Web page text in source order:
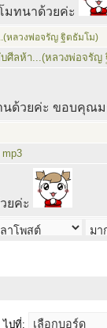
มทนาด้วยค่ะ
หลวงพ่อจรัญ ฐิตธัมโม)
ศีลห้า...(หลวงพ่อจรัญ
ด้วยค่ะ ขอบคุณม
ยค่ะ
ไปที่: